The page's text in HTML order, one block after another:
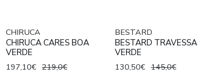
CHIRUCA
CHIRUCA CARES BOA
VERDE
197,10€ 219,0€
BESTARD
BESTARD TRAVESSA
VERDE
130,50€ 145,0€